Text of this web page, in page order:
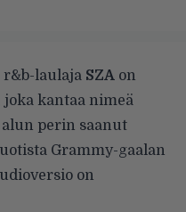
laulaja SZA on
kantaa nimeä
alun perin saanut
Grammy-gaalan
on